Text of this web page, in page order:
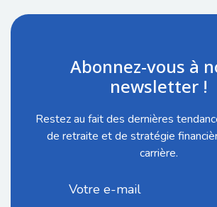
Abonnez-vous à
newsletter !
Restez au fait des dernières
de retraite et de stratégie
carrière.